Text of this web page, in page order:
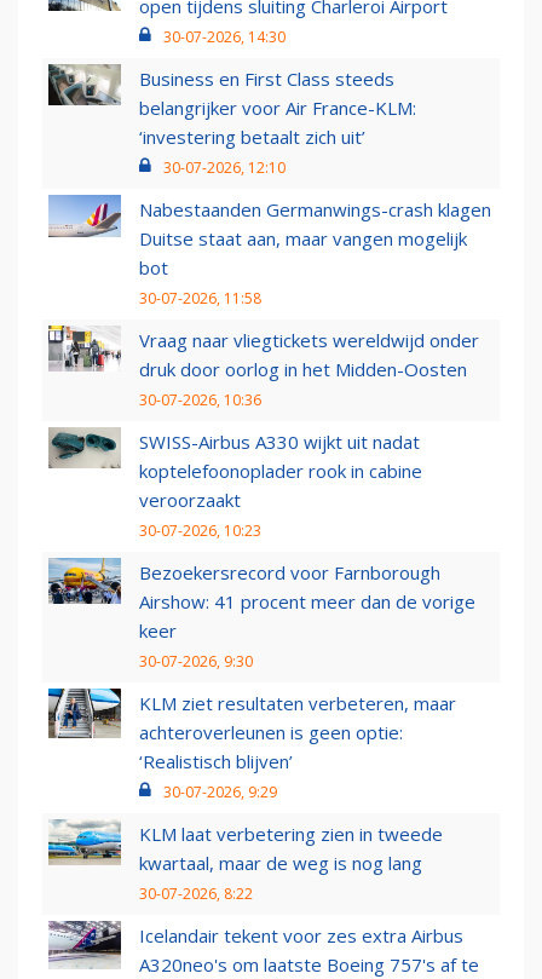
open tijdens sluiting Charleroi Airport
30-07-2026, 14:30
Business en First Class steeds
belangrijker voor Air France-KLM:
‘investering betaalt zich uit’
30-07-2026, 12:10
Nabestaanden Germanwings-crash klagen
Duitse staat aan, maar vangen mogelijk
bot
30-07-2026, 11:58
Vraag naar vliegtickets wereldwijd onder
druk door oorlog in het Midden-Oosten
30-07-2026, 10:36
SWISS-Airbus A330 wijkt uit nadat
koptelefoonoplader rook in cabine
veroorzaakt
30-07-2026, 10:23
Bezoekersrecord voor Farnborough
Airshow: 41 procent meer dan de vorige
keer
30-07-2026, 9:30
KLM ziet resultaten verbeteren, maar
achteroverleunen is geen optie:
‘Realistisch blijven’
30-07-2026, 9:29
KLM laat verbetering zien in tweede
kwartaal, maar de weg is nog lang
30-07-2026, 8:22
Icelandair tekent voor zes extra Airbus
A320neo's om laatste Boeing 757's af te